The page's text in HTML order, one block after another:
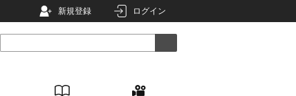
新規登録 ログイン